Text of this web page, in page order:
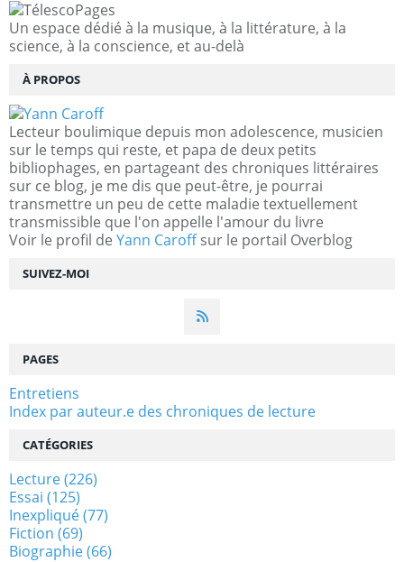
SUIVEZ-MOI
Un espace dédié à la musique, à la littérature, à la
science, à la conscience, et au-delà
À PROPOS
Lecteur boulimique depuis mon adolescence, musicien
sur le temps qui reste, et papa de deux petits
bibliophages, en partageant des chroniques littéraires
sur ce blog, je me dis que peut-être, je pourrai
transmettre un peu de cette maladie textuellement
transmissible que l'on appelle l'amour du livre
Voir le profil de Yann Caroffsur le portail Overblog
PAGES
Entretiens
Index par auteur.e des chroniques de lecture
CATÉGORIES
Lecture(226)
Essai (125)
Inexpliqué(77)
Fiction (69)
Biographie(66)